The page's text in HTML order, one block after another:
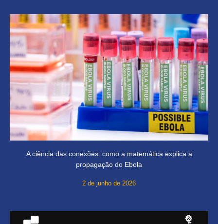
A ciência das conexões: como a matemática explica a
propagação do Ebola
2 de junho de 2026